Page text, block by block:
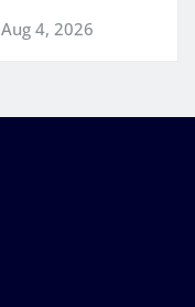
Aug 4, 2026